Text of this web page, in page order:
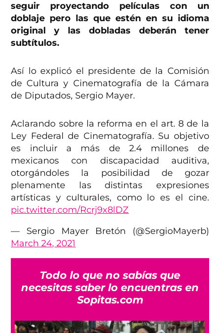
seguir proyectando películas con un
doblaje pero las que estén en su idioma
original y las dobladas deberán tener
subtítulos.
Así lo explicó el presidente de la Comisión
de Cultura y Cinematografía de la Cámara
de Diputados, Sergio Mayer.
Aclarando sobre la reforma en el art. 8 de la
Ley Federal de Cinematografía. Su objetivo
es incluir a más de 2.4 millones de
mexicanos con discapacidad auditiva,
otorgándoles la posibilidad de gozar
plenamente las distintas expresiones
artísticas y culturales, como lo es el cine.
pic.twitter.com/Rcrj9x8lDZ
— Sergio Mayer Bretón (@SergioMayerb)
March 24, 2021
Todo lo que no sabías que
necesitas saber lo encuentras en
Sopitas.com